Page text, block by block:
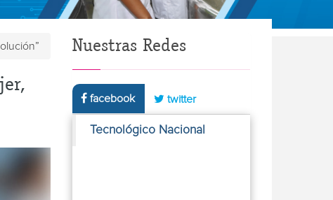
Nuestras Redes
facebook twitter
Tecnológico Nacional